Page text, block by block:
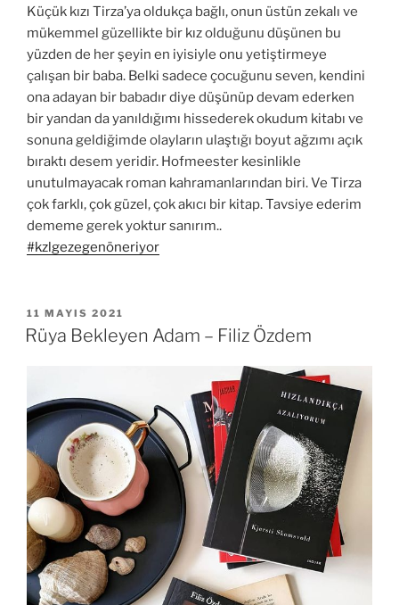
Küçük kızı Tirza’ya oldukça bağlı, onun üstün zekalı ve
mükemmel güzellikte bir kız olduğunu düşünen bu
yüzden de her şeyin en iyisiyle onu yetiştirmeye
çalışan bir baba. Belki sadece çocuğunu seven, kendini
ona adayan bir babadır diye düşünüp devam ederken
bir yandan da yanıldığımı hissederek okudum kitabı ve
sonuna geldiğimde olayların ulaştığı boyut ağzımı açık
bıraktı desem yeridir. Hofmeester kesinlikle
unutulmayacak roman kahramanlarından biri. Ve Tirza
çok farklı, çok güzel, çok akıcı bir kitap. Tavsiye ederim
dememe gerek yoktur sanırım..
#kzlgezegenöneriyor
YAYIM
TARIHI
11 MAYIS 2021
Rüya Bekleyen Adam – Filiz Özdem